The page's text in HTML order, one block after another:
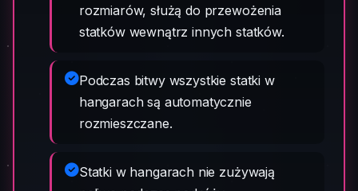
rozmiarów, służą do przewożenia
statków wewnątrz innych statków.
Podczas bitwy wszystkie statki w
hangarach są automatycznie
rozmieszczane.
Statki w hangarach nie zużywają